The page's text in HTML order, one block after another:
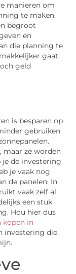
manieren om
te maken.
begroot
en
die planning te
gaat.
geld
is besparen op
gebruiken
maar ze worden
je de investering
je vaak nog
de panelen. In
vaak zelf al
een stuk
Hou hier dus
kopen in
investering die